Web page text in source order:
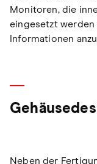
Monitoren, die
eingesetzt werden
Informationen
Neben der